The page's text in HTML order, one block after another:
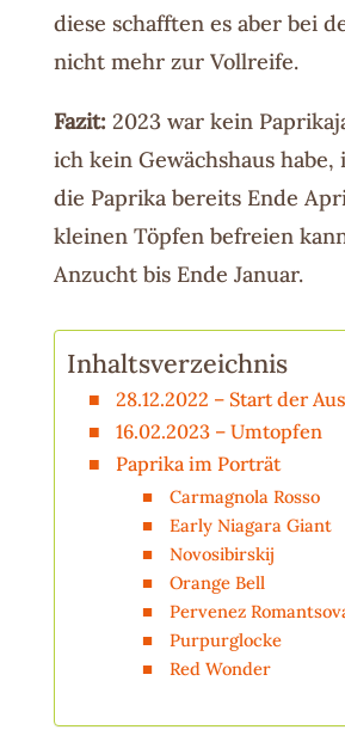
diese schafften es aber bei
nicht mehr zur Vollreife.
Fazit: 2023 war kein
ich kein Gewächshaus
die Paprika bereits Ende
kleinen Töpfen befreien
Anzucht bis Ende Januar.
Inhaltsverzeichnis
28.12.2022 – Start der
16.02.2023 – Umtopfen
Paprika im Porträt
Carmagnola Rosso
Early Niagara Giant
Novosibirskij
Orange Bell
Pervenez
Purpurglocke
Red Wonder